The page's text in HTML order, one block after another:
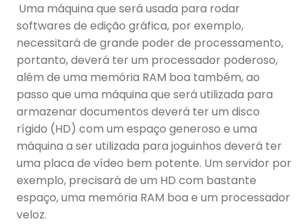
Uma máquina que será usada para rodar
softwares de edição gráfica, por exemplo,
necessitará de grande poder de processamento,
portanto, deverá ter um processador poderoso,
além de uma memória RAM boa também, ao
passo que uma máquina que será utilizada para
armazenar documentos deverá ter um disco
rígido (HD) com um espaço generoso e uma
máquina a ser utilizada para joguinhos deverá ter
uma placa de vídeo bem potente. Um servidor por
exemplo, precisará de um HD com bastante
espaço, uma memória RAM boa e um processador
veloz.